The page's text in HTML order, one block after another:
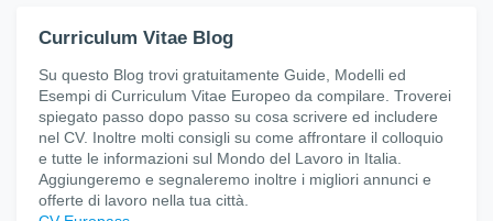
Curriculum Vitae Blog
Su questo Blog trovi gratuitamente Guide, Modelli ed
Esempi di Curriculum Vitae Europeo da compilare. Troverei
spiegato passo dopo passo su cosa scrivere ed includere
nel CV. Inoltre molti consigli su come affrontare il colloquio
e tutte le informazioni sul Mondo del Lavoro in Italia.
Aggiungeremo e segnaleremo inoltre i migliori annunci e
offerte di lavoro nella tua città.